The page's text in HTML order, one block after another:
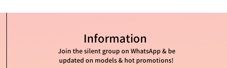
38 - 24 וחצי ס"מ
39 - 25 ס"מ
Join the silent group on WhatsApp & be
updated on models & hot promotions!